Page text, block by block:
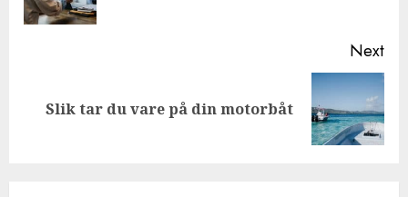
Next
Next
Slik tar du vare på din motorbåt